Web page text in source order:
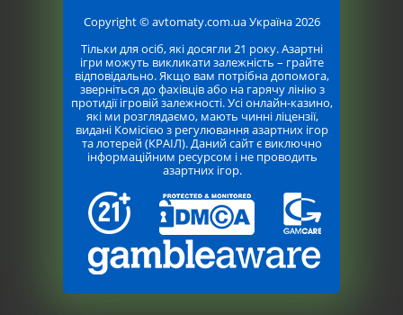
Copyright © avtomaty.com.ua Україна 2026
Тільки для осіб, які досягли 21 року. Азартні
ігри можуть викликати залежність – грайте
відповідально. Якщо вам потрібна допомога,
зверніться до фахівців або на гарячу лінію з
протидії ігровій залежності. Усі онлайн-казино,
які ми розглядаємо, мають чинні ліцензії,
видані Комісією з регулювання азартних ігор
та лотерей (КРАІЛ). Даний сайт є виключно
інформаційним ресурсом і не проводить
азартних ігор.